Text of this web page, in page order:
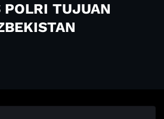
POLRI TUJUAN